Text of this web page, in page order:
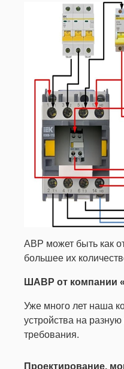
АВР может быть как
большее их
ШАВР от компании
Уже много лет наша
устройства на
требования.
Проектирование,